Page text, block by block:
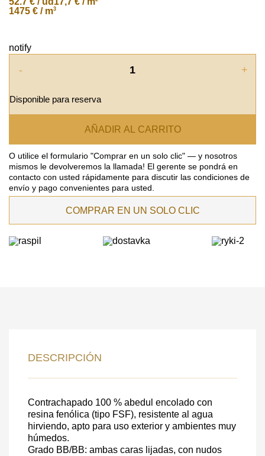
1475 € / m3
notify
- +
Disponible para reserva
AÑADIR AL CARRITO
O utilice el formulario "Comprar en un solo clic" — y nosotros
mismos le devolveremos la llamada! El gerente se pondrá en
contacto con usted rápidamente para discutir las condiciones de
envío y pago convenientes para usted.
COMPRAR EN UN SOLO CLIC
DESCRIPCIÓN
Contrachapado 100 % abedul encolado con
resina fenólica (tipo FSF), resistente al agua
hirviendo, apto para uso exterior y ambientes muy
húmedos.
Grado BB/BB: ambas caras lijadas, con nudos
DATOS PARA REVERTIR
Nombre
Costo unitario: